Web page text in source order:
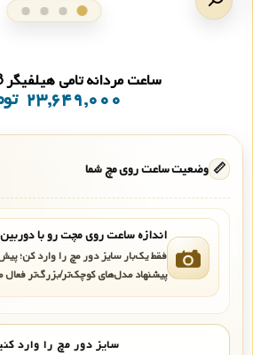
ساعت مردانه تامی هیلفیگر 1710583
۲۳,۶۴۹,۰۰۰
📏 وضعیت ساعت روی مچ شما
اندازه ساعت روی مچت رو با
فقط یک‌بار سایز دور مچ را وارد کن؛
پیشنهاد مدل‌های کوچک‌تر/بزرگ‌تر فعال
سایز دور مچ را وارد